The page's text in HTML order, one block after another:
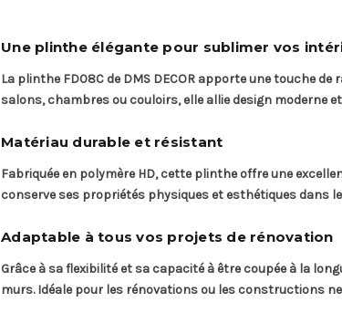
Une plinthe élégante pour sublimer vos
La plinthe FD08C de DMS DECOR apporte une touche
salons, chambres ou couloirs, elle allie design moderne
Matériau durable et résistant
Fabriquée en polymère HD, cette plinthe offre une
conserve ses propriétés physiques et esthétiques dans
Adaptable à tous vos projets de rénovation
Grâce à sa flexibilité et sa capacité à être coupée à la
murs. Idéale pour les rénovations ou les constructions